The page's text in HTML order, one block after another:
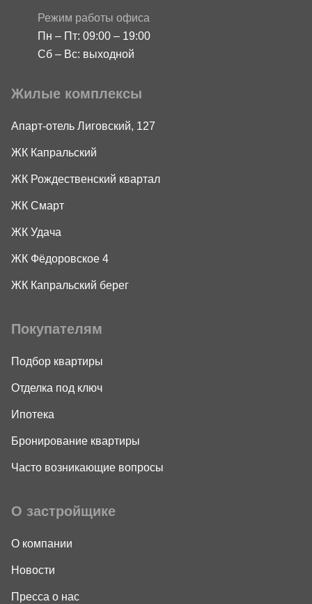
Режим работы офиса
Пн – Пт: 09:00 – 19:00
Сб – Вс: выходной
Жилые комплексы
Апарт-отель Лиговский, 127
ЖК Капральский
ЖК Рождественский квартал
ЖК Смарт
ЖК Удача
ЖК Фёдоровское 4
ЖК Капральский берег
Покупателям
Подбор квартиры
Отделка под ключ
Ипотека
Бронирование квартиры
Часто возникающие вопросы
О застройщике
О компании
Новости
Пресса о нас